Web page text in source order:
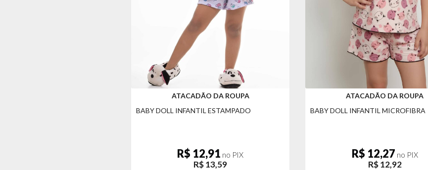
ATACADÃO DA ROUPA
BABY DOLL INFANTIL ESTAMPADO
R$ 12,91 no PIX
R$ 13,59
ATACADÃO DA ROUPA
BABY DOLL INFANTIL MICROFIBRA
R$ 12,27 no PIX
R$ 12,92